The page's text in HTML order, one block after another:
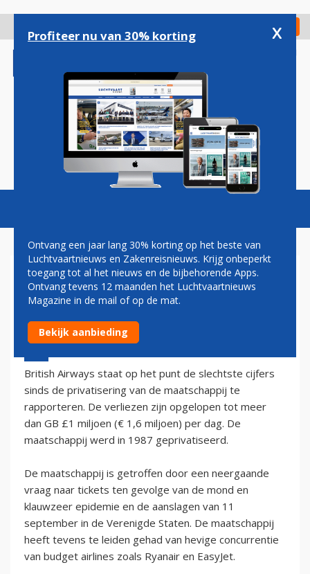
gaan
Check in
Magazine Podcasts Vacatures
BA GECONFRONTEERD MET
ENORME VERLIEZEN
19 mei 2002 - 2:00
British Airways staat op het punt de slechtste cijfers
sinds de privatisering van de maatschappij te
rapporteren. De verliezen zijn opgelopen tot meer
dan GB £1 miljoen (€ 1,6 miljoen) per dag. De
maatschappij werd in 1987 geprivatiseerd.
De maatschappij is getroffen door een neergaande
vraag naar tickets ten gevolge van de mond en
klauwzeer epidemie en de aanslagen van 11
september in de Verenigde Staten. De maatschappij
heeft tevens te leiden gehad van hevige concurrentie
van budget airlines zoals Ryanair en EasyJet.
Profiteer nu van 30% korting x
Ontvang een jaar lang 30% korting op het beste van
Luchtvaartnieuws en Zakenreisnieuws. Krijg onbeperkt
toegang tot al het nieuws en de bijbehorende Apps.
Ontvang tevens 12 maanden het Luchtvaartnieuws
Magazine in de mail of op de mat.
Bekijk aanbieding